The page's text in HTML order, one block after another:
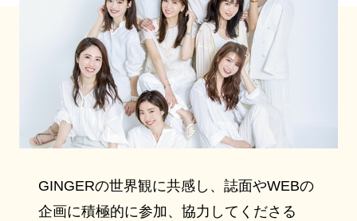
GINGERの世界観に共感し、誌面やWEBの
企画に積極的に参加、協力してくださる